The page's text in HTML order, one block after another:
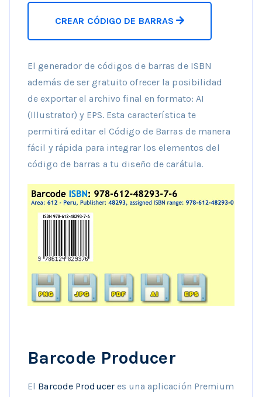
CREAR CÓDIGO DE BARRAS
El generador de códigos de barras de ISBN
además de ser gratuito ofrecer la posibilidad
de exportar el archivo final en formato: AI
(Illustrator) y EPS. Esta característica te
permitirá editar el Código de Barras de manera
fácil y rápida para integrar los elementos del
código de barras a tu diseño de carátula.
Barcode Producer
El Barcode Produceres una aplicación Premium